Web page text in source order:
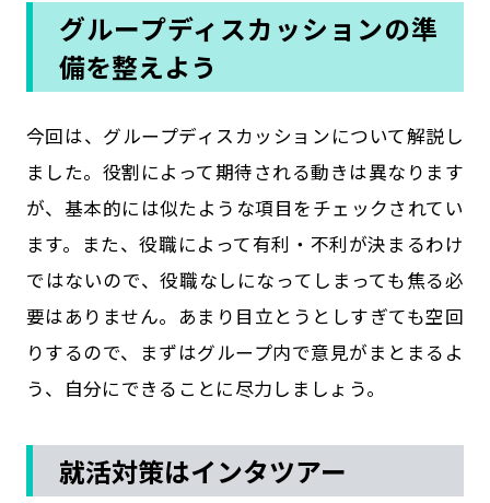
グループディスカッションの準
備を整えよう
今回は、グループディスカッションについて解説し
ました。役割によって期待される動きは異なります
が、基本的には似たような項目をチェックされてい
ます。また、役職によって有利・不利が決まるわけ
ではないので、役職なしになってしまっても焦る必
要はありません。あまり目立とうとしすぎても空回
りするので、まずはグループ内で意見がまとまるよ
う、自分にできることに尽力しましょう。
就活対策はインタツアー